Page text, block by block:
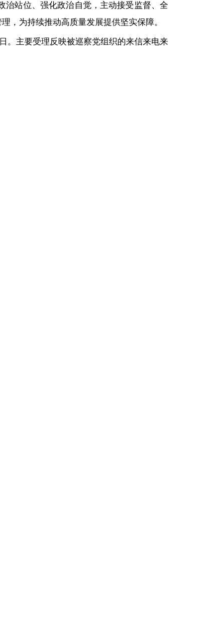
治站位、强化政治自觉，主动接受监督、全
，为持续推动高质量发展提供坚实保障。
。主要受理反映被巡察党组织的来信来电来